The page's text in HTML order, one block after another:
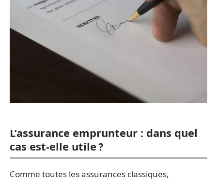
L’assurance emprunteur : dans quel
cas est-elle utile ?
Comme toutes les assurances classiques,